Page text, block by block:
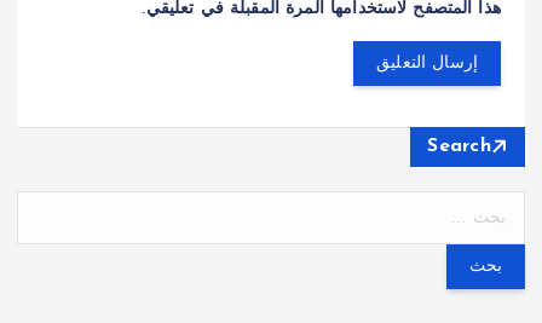
هذا المتصفح لاستخدامها المرة المقبلة في تعليقي.
Search
ح